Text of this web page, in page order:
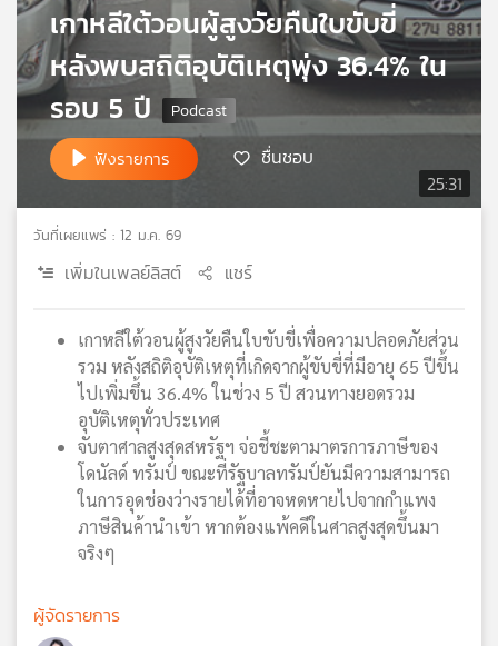
เครือ
ข่าย
วิทยุ
ไทย
พี
บี
แผนที่
วิทยุ
25:31
เกาหลีใต้วอนผู้สูงวัยคืนใบขับขี่
หลังพบสถิติอุบัติเหตุพุ่ง 36.4% ใน
รอบ 5 ปี
ฟังรายการ ชื่นชอบ
วันที่เผยแพร่ : 12 ม.ค. 69
เพิ่มในเพลย์ลิสต์ แชร์
เกาหลีใต้วอนผู้สูงวัยคืนใบขับขี่เพื่อความปลอดภัยส่วน
รวม หลังสถิติอุบัติเหตุที่เกิดจากผู้ขับขี่ที่มีอายุ 65 ปีขึ้น
ไปเพิ่มขึ้น 36.4% ในช่วง 5 ปี สวนทางยอดรวม
อุบัติเหตุทั่วประเทศ
จับตาศาลสูงสุดสหรัฐฯ จ่อชี้ชะตามาตรการภาษีของ
โดนัลด์ ทรัมป์ ขณะที่รัฐบาลทรัมป์ยันมีความสามารถ
ในการอุดช่องว่างรายได้ที่อาจหดหายไปจากกำแพง
ภาษีสินค้านำเข้า หากต้องแพ้คดีในศาลสูงสุดขึ้นมา
จริงๆ
ผู้จัดรายการ